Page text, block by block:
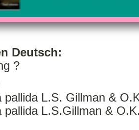
Deutsch:
?
pallida L.S. Gillman &
pallida L.S.Gillman &